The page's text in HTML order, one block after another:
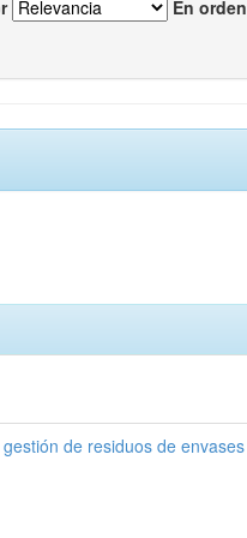
En orden
de residuos de envases